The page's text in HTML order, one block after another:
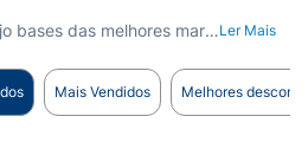
Encontre na Drogaria Araujo bases das melhores marcas para um acabamento perfeito. Entrega para todo o Brasil.Ler Mais
Mais Vendidos Melhores